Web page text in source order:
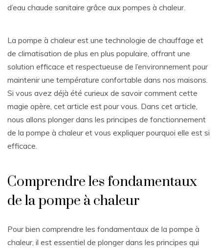
d’eau chaude sanitaire grâce aux pompes à chaleur.
La pompe à chaleur est une technologie de chauffage et
de climatisation de plus en plus populaire, offrant une
solution efficace et respectueuse de l’environnement pour
maintenir une température confortable dans nos maisons.
Si vous avez déjà été curieux de savoir comment cette
magie opère, cet article est pour vous. Dans cet article,
nous allons plonger dans les principes de fonctionnement
de la pompe à chaleur et vous expliquer pourquoi elle est si
efficace.
Comprendre les fondamentaux
de la pompe à chaleur
Pour bien comprendre les fondamentaux de la pompe à
chaleur, il est essentiel de plonger dans les principes qui